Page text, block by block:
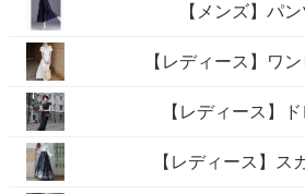
【メンズ】パン
【レディース】ワ
【レディース】
【レディース】ス